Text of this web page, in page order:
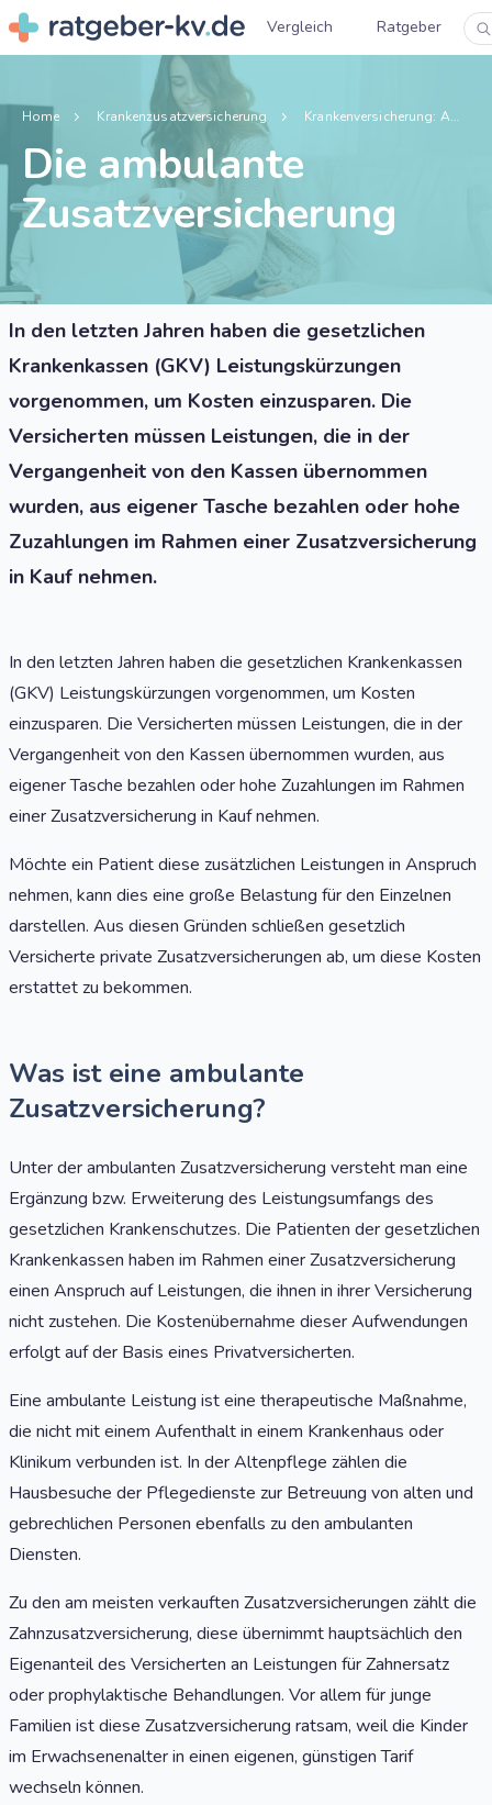
Vergleich Ratgeber
Home Krankenzusatzversicherung Krankenversicherung: Ambulante Zusatzversicherung
Die ambulante
Zusatzversicherung
In den letzten Jahren haben die gesetzlichen
Krankenkassen (GKV) Leistungskürzungen
vorgenommen, um Kosten einzusparen. Die
Versicherten müssen Leistungen, die in der
Vergangenheit von den Kassen übernommen
wurden, aus eigener Tasche bezahlen oder hohe
Zuzahlungen im Rahmen einer Zusatzversicherung
in Kauf nehmen.
In den letzten Jahren haben die gesetzlichen Krankenkassen
(GKV) Leistungskürzungen vorgenommen, um Kosten
einzusparen. Die Versicherten müssen Leistungen, die in der
Vergangenheit von den Kassen übernommen wurden, aus
eigener Tasche bezahlen oder hohe Zuzahlungen im Rahmen
einer Zusatzversicherung in Kauf nehmen.
Möchte ein Patient diese zusätzlichen Leistungen in Anspruch
nehmen, kann dies eine große Belastung für den Einzelnen
darstellen. Aus diesen Gründen schließen gesetzlich
Versicherte private Zusatzversicherungen ab, um diese Kosten
erstattet zu bekommen.
Was ist eine ambulante
Zusatzversicherung?
Unter der ambulanten Zusatzversicherung versteht man eine
Ergänzung bzw. Erweiterung des Leistungsumfangs des
gesetzlichen Krankenschutzes. Die Patienten der gesetzlichen
Krankenkassen haben im Rahmen einer Zusatzversicherung
einen Anspruch auf Leistungen, die ihnen in ihrer Versicherung
nicht zustehen. Die Kostenübernahme dieser Aufwendungen
erfolgt auf der Basis eines Privatversicherten.
Eine ambulante Leistung ist eine therapeutische Maßnahme,
die nicht mit einem Aufenthalt in einem Krankenhaus oder
Klinikum verbunden ist. In der Altenpflege zählen die
Hausbesuche der Pflegedienste zur Betreuung von alten und
gebrechlichen Personen ebenfalls zu den ambulanten
Diensten.
Zu den am meisten verkauften Zusatzversicherungen zählt die
Zahnzusatzversicherung, diese übernimmt hauptsächlich den
Eigenanteil des Versicherten an Leistungen für Zahnersatz
oder prophylaktische Behandlungen. Vor allem für junge
Familien ist diese Zusatzversicherung ratsam, weil die Kinder
im Erwachsenenalter in einen eigenen, günstigen Tarif
wechseln können.